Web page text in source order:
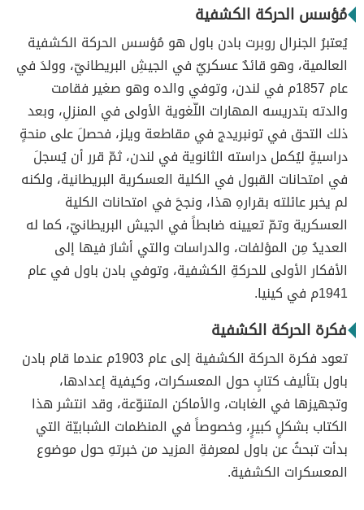
مُؤسس الحركة الكشفية
يُعتبرُ الجنرال روبرت بادن باول هو مُؤسس الحركة الكشفية
العالمية، وهو قائدٌ عسكريٌ في الجيشِ البريطانيّ، وولدَ في
عام 1857م في لندن، وتوفي والده وهو صغير فقامت
والدته بتدريسه المهارات اللّغوية الأولى في المنزلِ، وبعد
ذلك التحق في تونبريدج في مقاطعة ويلز، فحصلَ على منحةٍ
دراسيةٍ ليُكمل دراسته الثانوية في لندن، ثمّ قرر أن يُسجلَ
في امتحانات القبول في الكلية العسكرية البريطانية، ولكنه
لم يخبر عائلته بقرارهِ هذا، ونجحَ في امتحانات الكلية
العسكرية وتمّ تعيينه ضابطاً في الجيش البريطانيّ، كما له
العديدُ مِن المؤلفات، والدراسات والتي أشارَ فيها إلى
الأفكار الأولى للحركةِ الكشفية، وتوفي بادن باول في عام
1941م في كينيا.
فكرة الحركة الكشفية
تعود فكرة الحركة الكشفية إلى عام 1903م عندما قام بادن
باول بتأليف كتابٍ حول المعسكرات، وكيفية إعدادها،
وتجهيزها في الغابات، والأماكن المتنوّعة، وقد انتشر هذا
الكتاب بشكلٍ كبيرٍ، وخصوصاً في المنظمات الشبابيّة التي
بدأت تبحثُ عن باول لمعرفةِ المزيد من خبرتهِ حول موضوع
المعسكرات الكشفية.